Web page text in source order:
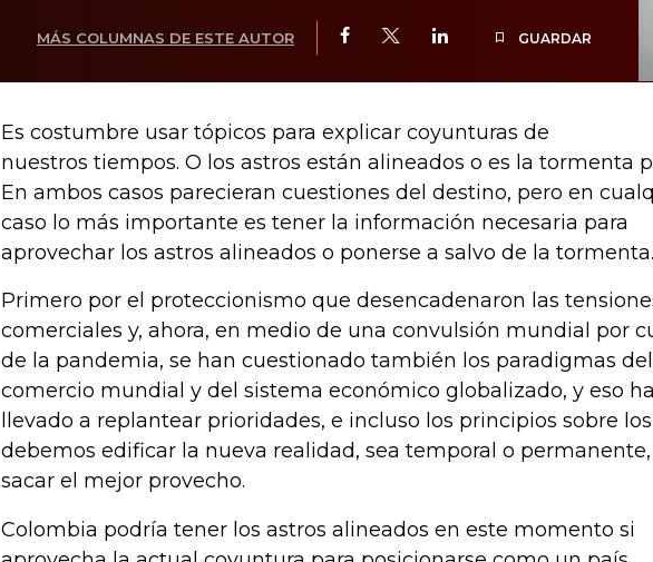
MÁS COLUMNAS DE ESTE AUTOR GUARDAR
Es costumbre usar tópicos para explicar coyunturas de
nuestros tiempos. O los astros están alineados o es la tormenta
En ambos casos parecieran cuestiones del destino, pero en
caso lo más importante es tener la información necesaria para
aprovechar los astros alineados o ponerse a salvo de la tormenta.
Primero por el proteccionismo que desencadenaron las
comerciales y, ahora, en medio de una convulsión mundial por
de la pandemia, se han cuestionado también los paradigmas del
comercio mundial y del sistema económico globalizado, y eso ha
llevado a replantear prioridades, e incluso los principios sobre
debemos edificar la nueva realidad, sea temporal o
sacar el mejor provecho.
Colombia podría tener los astros alineados en este momento si